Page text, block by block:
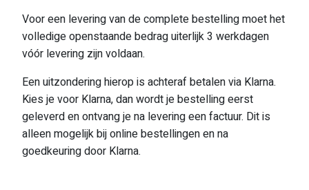
Voor een levering van de complete bestelling moet het
volledige openstaande bedrag uiterlijk 3 werkdagen
vóór levering zijn voldaan.
Een uitzondering hierop is achteraf betalen via Klarna.
Kies je voor Klarna, dan wordt je bestelling eerst
geleverd en ontvang je na levering een factuur. Dit is
alleen mogelijk bij online bestellingen en na
goedkeuring door Klarna.